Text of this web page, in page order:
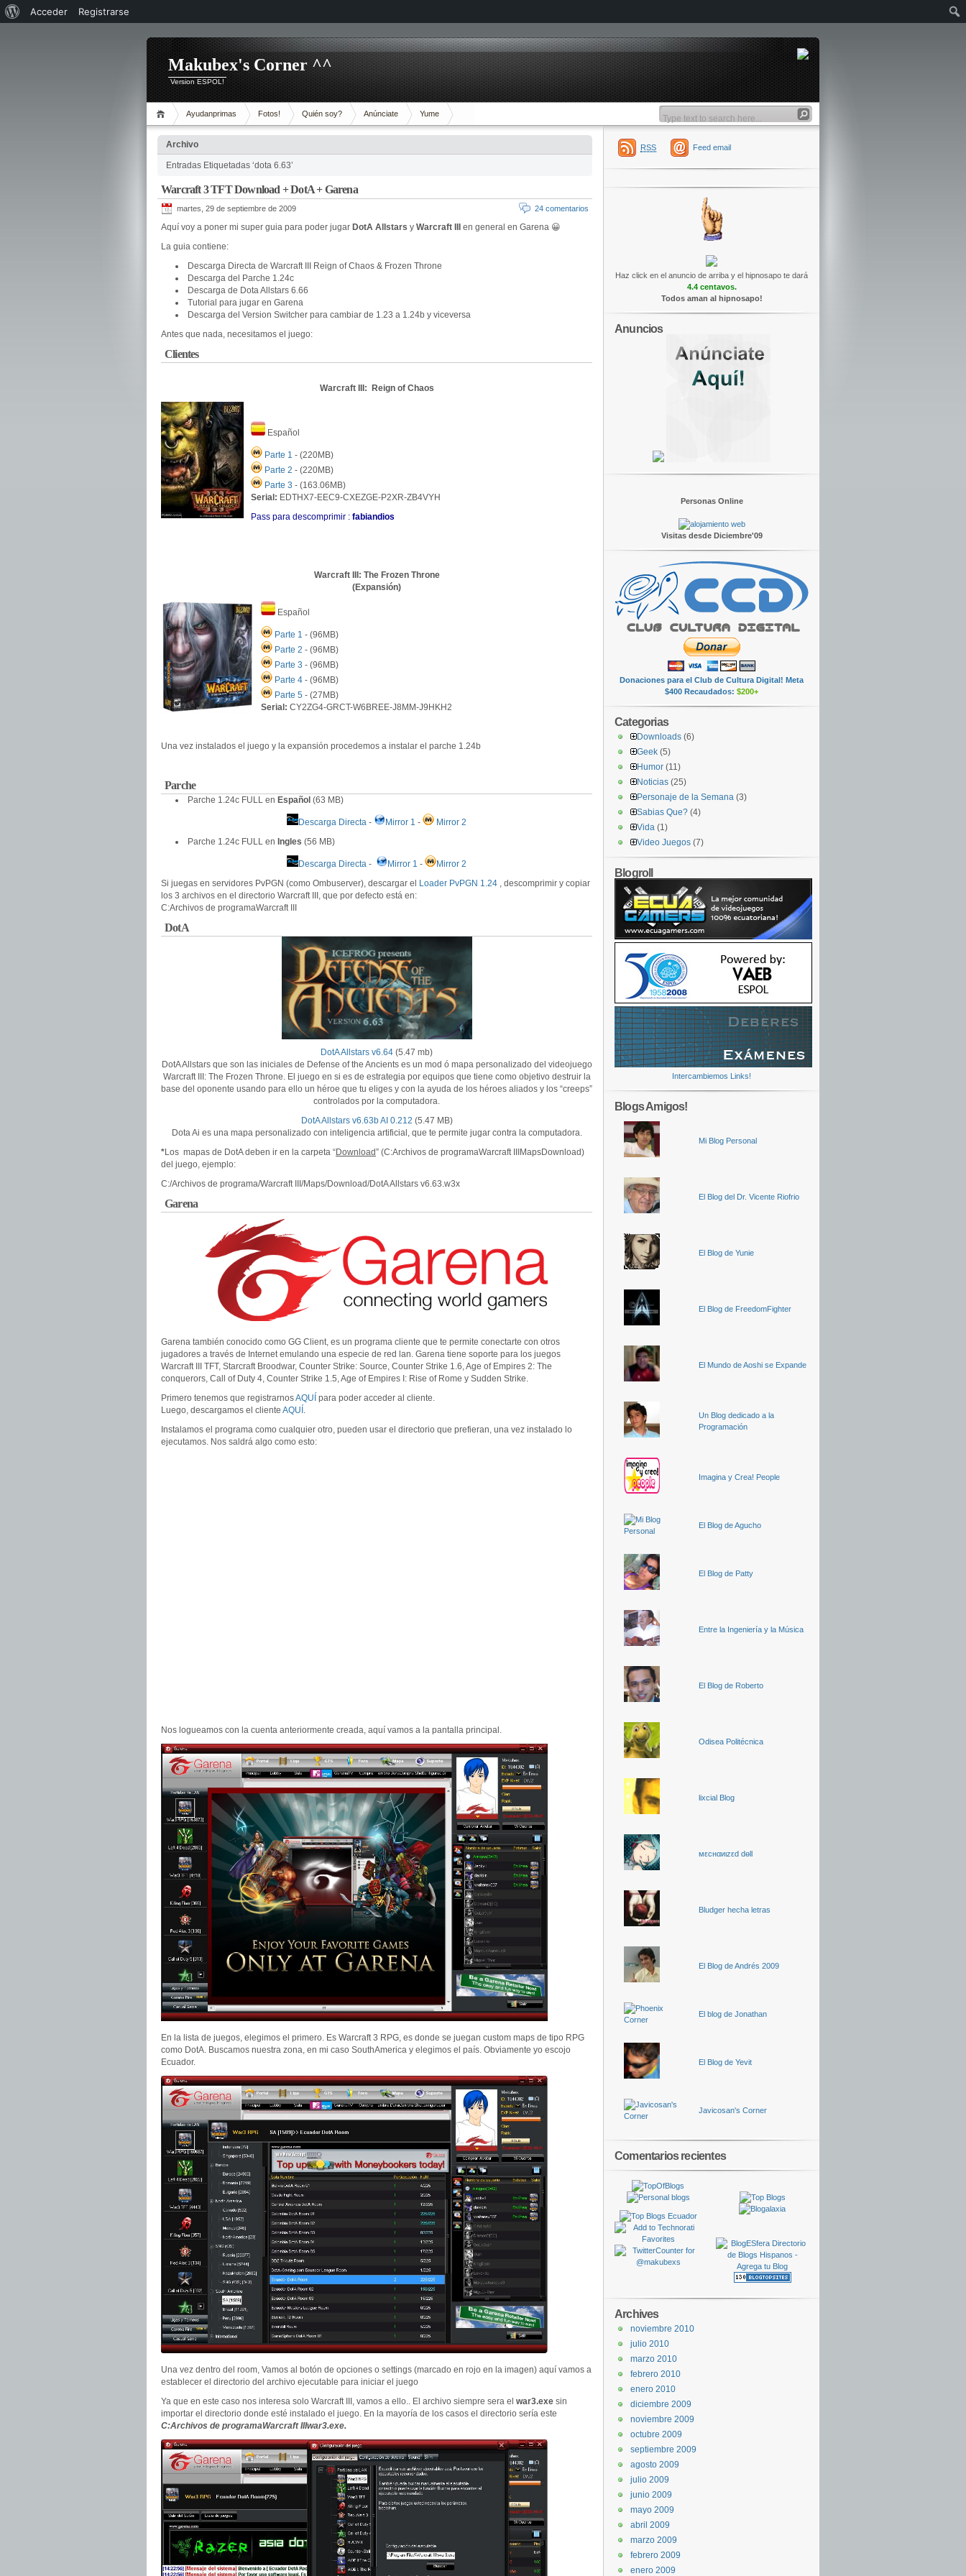
Makubex's Corner ^^
Version ESPOL!
Ayudanprimas Fotos! Quién soy? Anúnciate Yume
Archivo
Entradas Etiquetadas ‘dota 6.63’
Warcraft 3 TFT Download + DotA + Garena
martes, 29 de septiembre de 2009 24 comentarios
Aquí voy a poner mi super guia para poder jugar DotA Allstars y Warcraft III
en general en Garena 😀
La guia contiene:
Descarga Directa de Warcraft III Reign of Chaos & Frozen Throne
Descarga del Parche 1.24c
Descarga de Dota Allstars 6.66
Tutorial para jugar en Garena
Descarga del Version Switcher para cambiar de 1.23 a 1.24b y viceversa
Antes que nada, necesitamos el juego:
Clientes
Warcraft III: Reign of Chaos
Español
Parte 1 - (220MB)
Parte 2 - (220MB)
Parte 3 - (163.06MB)
Serial: EDTHX7-EEC9-CXEZGE-P2XR-ZB4VYH
Pass para descomprimir : fabiandios
Warcraft III: The Frozen Throne
(Expansión)
Español
Parte 1 - (96MB)
Parte 2 - (96MB)
Parte 3 - (96MB)
Parte 4 - (96MB)
Parte 5 - (27MB)
Serial: CY2ZG4-GRCT-W6BREE-J8MM-J9HKH2
Una vez instalados el juego y la expansión procedemos a instalar el parche 1.24b
Parche
Parche 1.24c FULL en Español (63 MB)
Descarga Directa - Mirror 1 -
Mirror 2
Parche 1.24c FULL en Ingles (56 MB)
Descarga Directa - Mirror 1 -
Mirror 2
Si juegas en servidores PvPGN (como Ombuserver), descargar el
Loader PvPGN 1.24 , descomprimir y copiar
los 3 archivos en el directorio Warcraft III, que por defecto está en:
C:Archivos de programaWarcraft III
DotA
DotA Allstars v6.64 (5.47 mb)
DotA Allstars que son las iniciales de Defense of the Ancients es un mod ó mapa personalizado del videojuego
Warcraft III: The Frozen Throne. El juego en si es de estrategia por equipos que tiene como objetivo destruir la
base del oponente usando para ello un héroe que tu eliges y con la ayuda de los héroes aliados y los “creeps”
controlados por la computadora.
DotA Allstars v6.63b AI 0.212 (5.47 MB)
Dota Ai es una mapa personalizado con inteligencia artificial, que te permite jugar contra la computadora.
*Los mapas de DotA deben ir en la carpeta “Download” (C:Archivos de programaWarcraft IIIMapsDownload)
del juego, ejemplo:
C:/Archivos de programa/Warcraft III/Maps/Download/DotA Allstars v6.63.w3x
Garena
Garena también conocido como GG Client, es un programa cliente que te permite conectarte con otros
jugadores a través de Internet emulando una especie de red lan. Garena tiene soporte para los juegos
Warcraft III TFT, Starcraft Broodwar, Counter Strike: Source, Counter Strike 1.6, Age of Empires 2: The
conquerors, Call of Duty 4, Counter Strike 1.5, Age of Empires I: Rise of Rome y Sudden Strike.
Primero tenemos que registrarnosAQUÍ para poder acceder al cliente.
Luego, descargamos el cliente AQUÍ .
Instalamos el programa como cualquier otro, pueden usar el directorio que prefieran, una vez instalado lo
ejecutamos. Nos saldrá algo como esto:
Nos logueamos con la cuenta anteriormente creada, aquí vamos a la pantalla principal.
En la lista de juegos, elegimos el primero. Es Warcraft 3 RPG, es donde se juegan custom maps de tipo RPG
como DotA. Buscamos nuestra zona, en mi caso SouthAmerica y elegimos el país. Obviamente yo escojo
Ecuador.
Una vez dentro del room, Vamos al botón de opciones o settings (marcado en rojo en la imagen) aquí vamos a
establecer el directorio del archivo ejecutable para iniciar el juego
Ya que en este caso nos interesa solo Warcraft III, vamos a ello.. El archivo siempre sera el war3.exe sin
importar el directorio donde esté instalado el juego. En la mayoría de los casos el directorio sería este
C:Archivos de programaWarcraft IIIwar3.exe.
RSS Feed email
Haz click en el anuncio de arriba y el hipnosapo te dará
4.4 centavos.
Todos aman al hipnosapo!
Anuncios
Personas Online
Visitas desde Diciembre'09
Donaciones para el Club de Cultura Digital! Meta
$400 Recaudados: $200+
Categorias
Downloads (6)
Geek (5)
Humor (11)
Noticias (25)
Personaje de la Semana (3)
Sabias Que? (4)
Vida (1)
Video Juegos (7)
Blogroll
Intercambiemos Links!
Blogs Amigos!
Mi Blog Personal
El Blog del Dr. Vicente Riofrio
El Blog de Yunie
El Blog de FreedomFighter
El Mundo de Aoshi se Expande
Un Blog dedicado a la
Programación
Imagina y Crea! People
El Blog de Agucho
El Blog de Patty
Entre la Ingeniería y la Música
El Blog de Roberto
Odisea Politécnica
lixcial Blog
мεcнαиιzεd dөll
Bludger hecha letras
El Blog de Andrés 2009
El blog de Jonathan
El Blog de Yevit
Javicosan's Corner
Comentarios recientes
Archives
noviembre 2010
julio 2010
marzo 2010
febrero 2010
enero 2010
diciembre 2009
noviembre 2009
octubre 2009
septiembre 2009
agosto 2009
julio 2009
junio 2009
mayo 2009
abril 2009
marzo 2009
febrero 2009
enero 2009
Acerca
Acceder Registrarse